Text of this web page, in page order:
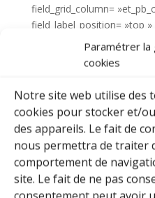
Paramétrer la
cookies
Notre site web utilise des
cookies pour stocker et/
des appareils. Le fait de
nous permettra de traiter
comportement de
site. Le fait de ne pas
field_grid_column=
field_label_position= »top »
field_placeholder=
_module_preset= »default
[de_fb_form_field
field_id= »Prenom-title-id-
allowed_symbols= »letters »
field_grid_column=
field_label_position= »top
_builder_version= »4.22.1″
global_colors_info= »{} »